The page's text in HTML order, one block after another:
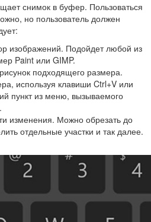
снимок в буфер. Пользоваться
но пользователь должен
изображений. Подойдет любой из
Paint или GIMP.
подходящего размера.
используя клавиши Ctrl+V или
пункт из меню, вызываемого
изменения. Можно обрезать до
отдельные участки и так далее.